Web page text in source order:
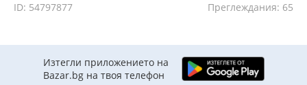
ID: 54797877 Преглеждания: 65
Изтегли приложението на
Bazar.bg на твоя телефон